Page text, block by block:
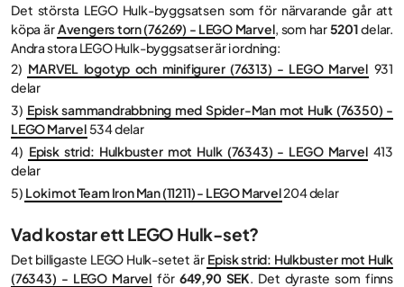
Det största LEGO Hulk-byggsatsen som för närvarande går att
köpa ärAvengers torn (76269) - LEGO Marvel, som har5201delar.
Andra stora LEGO Hulk-byggsatser är i ordning:
2) MARVEL logotyp och minifigurer (76313) - LEGO Marvel 931
delar
3) Episk sammandrabbning med Spider-Man mot Hulk (76350) -
LEGO Marvel 534 delar
4) Episk strid: Hulkbuster mot Hulk (76343) - LEGO Marvel 413
delar
5) Loki mot Team Iron Man (11211) - LEGO Marvel204 delar
Vad kostar ett LEGO Hulk-set?
Det billigaste LEGO Hulk-setet är Episk strid: Hulkbuster mot Hulk
(76343) - LEGO Marvel för 649,90 SEK. Det dyraste som finns